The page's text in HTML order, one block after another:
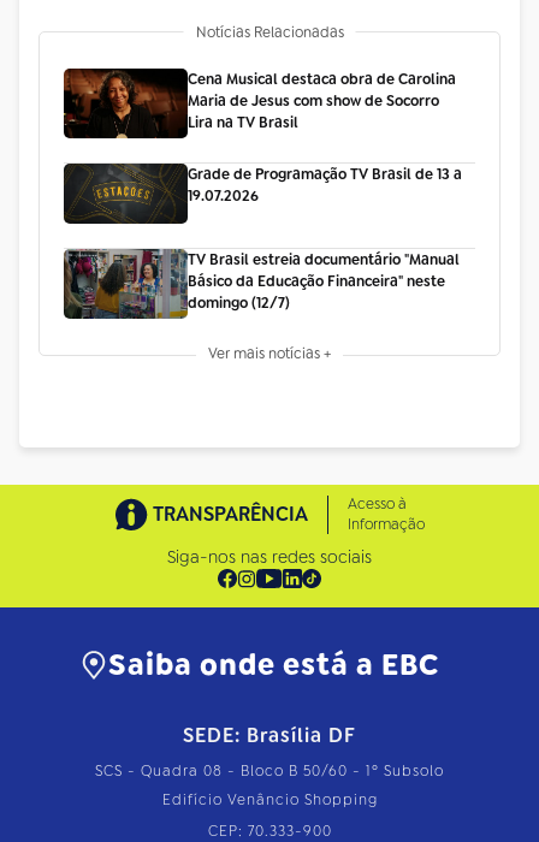
Notícias Relacionadas
Cena Musical destaca obra de Carolina
Maria de Jesus com show de Socorro
Lira na TV Brasil
Grade de Programação TV Brasil de 13 a
19.07.2026
TV Brasil estreia documentário "Manual
Básico da Educação Financeira" neste
domingo (12/7)
Ver mais notícias +
TRANSPARÊNCIA
Acesso à
Informação
Siga-nos nas redes sociais
Saiba onde está a EBC
SEDE: Brasília DF
SCS - Quadra 08 - Bloco B 50/60 - 1º Subsolo
Edifício Venâncio Shopping
CEP: 70.333-900